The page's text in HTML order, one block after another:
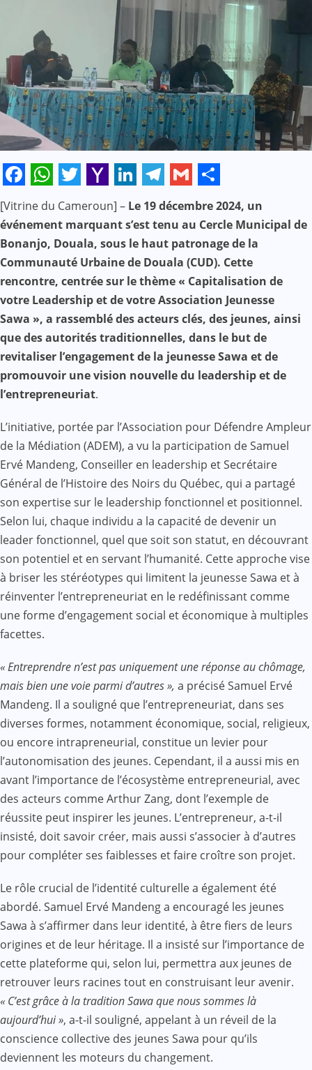
Facebook
WhatsApp
Twitter
Yahoo
Mail
LinkedIn
Telegram
Gmail
Share
[Vitrine du Cameroun] – Le 19 décembre 2024, un
événement marquant s’est tenu au Cercle Municipal de
Bonanjo, Douala, sous le haut patronage de la
Communauté Urbaine de Douala (CUD). Cette
rencontre, centrée sur le thème « Capitalisation de
votre Leadership et de votre Association Jeunesse
Sawa », a rassemblé des acteurs clés, des jeunes, ainsi
que des autorités traditionnelles, dans le but de
revitaliser l’engagement de la jeunesse Sawa et de
promouvoir une vision nouvelle du leadership et de
l’entrepreneuriat.
L’initiative, portée par l’Association pour Défendre Ampleur
de la Médiation (ADEM), a vu la participation de Samuel
Ervé Mandeng, Conseiller en leadership et Secrétaire
Général de l’Histoire des Noirs du Québec, qui a partagé
son expertise sur le leadership fonctionnel et positionnel.
Selon lui, chaque individu a la capacité de devenir un
leader fonctionnel, quel que soit son statut, en découvrant
son potentiel et en servant l’humanité. Cette approche vise
à briser les stéréotypes qui limitent la jeunesse Sawa et à
réinventer l’entrepreneuriat en le redéfinissant comme
une forme d’engagement social et économique à multiples
facettes.
« Entreprendre n’est pas uniquement une réponse au chômage,
mais bien une voie parmi d’autres », a précisé Samuel Ervé
Mandeng. Il a souligné que l’entrepreneuriat, dans ses
diverses formes, notamment économique, social, religieux,
ou encore intrapreneurial, constitue un levier pour
l’autonomisation des jeunes. Cependant, il a aussi mis en
avant l’importance de l’écosystème entrepreneurial, avec
des acteurs comme Arthur Zang, dont l’exemple de
réussite peut inspirer les jeunes. L’entrepreneur, a-t-il
insisté, doit savoir créer, mais aussi s’associer à d’autres
pour compléter ses faiblesses et faire croître son projet.
Le rôle crucial de l’identité culturelle a également été
abordé. Samuel Ervé Mandeng a encouragé les jeunes
Sawa à s’affirmer dans leur identité, à être fiers de leurs
origines et de leur héritage. Il a insisté sur l’importance de
cette plateforme qui, selon lui, permettra aux jeunes de
retrouver leurs racines tout en construisant leur avenir.
« C’est grâce à la tradition Sawa que nous sommes là
aujourd’hui », a-t-il souligné, appelant à un réveil de la
conscience collective des jeunes Sawa pour qu’ils
deviennent les moteurs du changement.